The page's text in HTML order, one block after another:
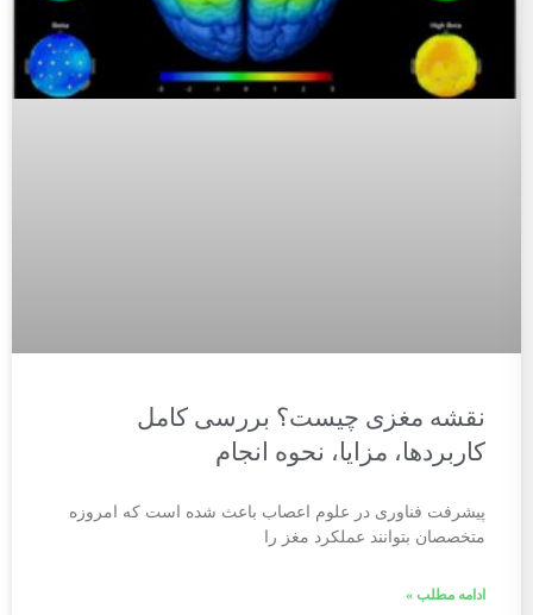
نقشه مغزی چیست؟ بررسی کامل
کاربردها، مزایا، نحوه انجام
پیشرفت فناوری در علوم اعصاب باعث شده است که امروزه
متخصصان بتوانند عملکرد مغز را
ادامه مطلب »